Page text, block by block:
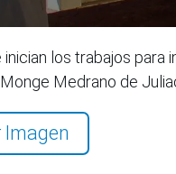
inician los trabajos para
Medrano de
Imagen